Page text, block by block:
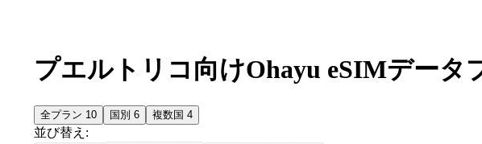
プエルトリコ向けOhayu eSIMデータ
全プラン 10 国別 6 複数国 4
並び替え: